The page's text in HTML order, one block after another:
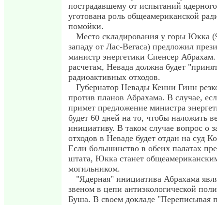
пострадавшему от испытаний
уготована роль общеамериканской
помойки.
Место складирования у горы Юкка
западу от Лас-Вегаса) предложил
министр энергетики Спенсер Абрахам.
расчетам, Невада должна будет
радиоактивных отходов.
Губернатор Невады Кенни Гинн
против планов Абрахама. В случае,
примет предложение министра
будет 60 дней на то, чтобы наложить
инициативу. В таком случае вопрос о
отходов в Неваде будет отдан на суд
Если большинство в обеих палатах
штата, Юкка станет
могильником.
"Ядерная" инициатива Абрахама
звеном в цепи антиэкологической
Буша. В своем докладе "Переписывая